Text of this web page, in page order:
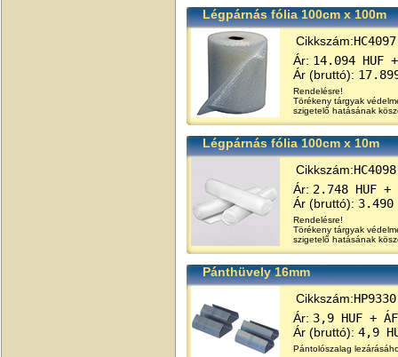
Légpárnás fólia 100cm x 100m
Cikkszám:HC4097
Ár: 14.094 HUF
Ár (bruttó):
Rendelésre!
Törékeny tárgyak
szigetelő hatásának
Légpárnás fólia 100cm x 10m
Cikkszám:HC4098
Ár: 2.748 HUF +
Ár (bruttó): 3.490
Rendelésre!
Törékeny tárgyak
szigetelő hatásának
Pánthüvely 16mm
Cikkszám:HP9330
Ár: 3,9 HUF +
Ár (bruttó): 4,9
Pántolószalag